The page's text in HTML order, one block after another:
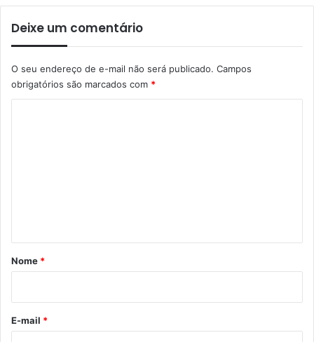
Deixe um comentário
O seu endereço de e-mail não será publicado. Campos
obrigatórios são marcados com *
r
*
Nome *
E-mail *